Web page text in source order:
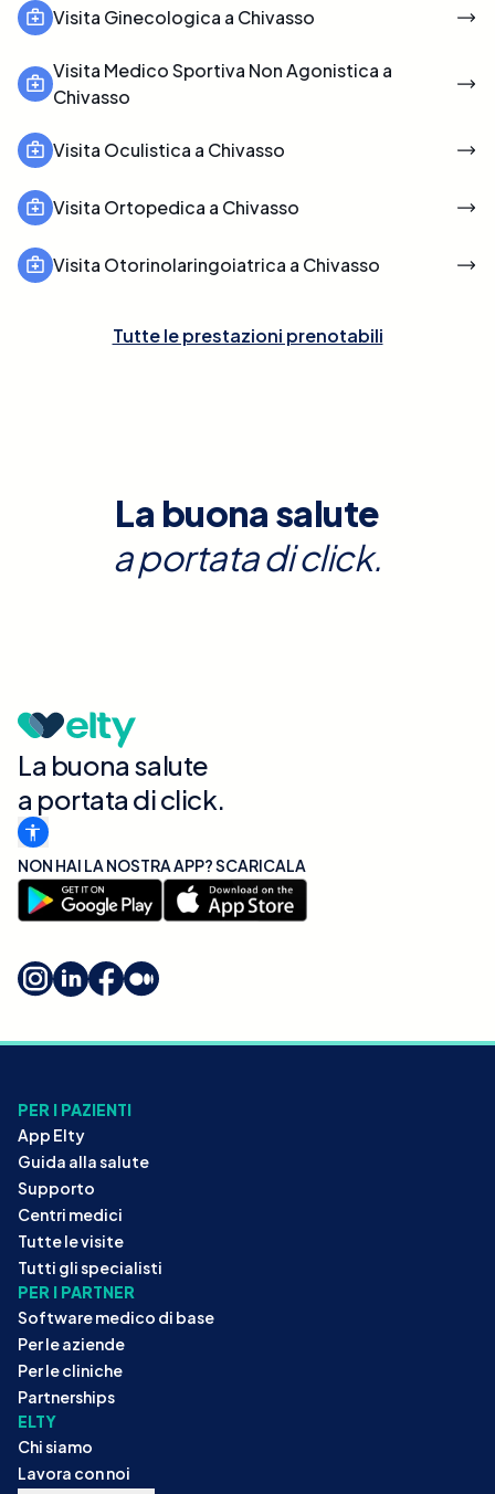
Visita Ginecologica a Chivasso
Visita Medico Sportiva Non Agonistica a
Chivasso
Visita Oculistica a Chivasso
Visita Ortopedica a Chivasso
Visita Otorinolaringoiatrica a Chivasso
Tutte le prestazioni prenotabili
La buona salute
a portata di click.
La buona salute
a portata di click.
NON HAI LA NOSTRA APP? SCARICALA
PER I PAZIENTI
App Elty
Guida alla salute
Supporto
Centri medici
Tutte le visite
Tutti gli specialisti
PER I PARTNER
Software medico di base
Per le aziende
Per le cliniche
Partnerships
ELTY
Chi siamo
Lavora con noi